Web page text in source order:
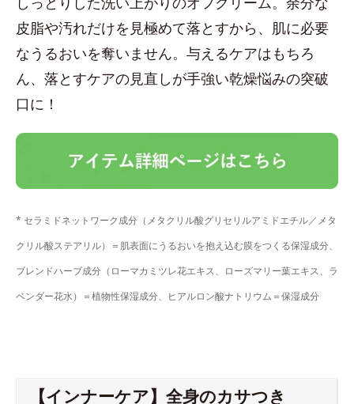
皮脂や汚れだけを見極めて落とすから、肌に必要
なうるおいを奪いません。与えるケアはもちろ
ん、落とすケアの見直しが手強い乾燥悩みの突破
口に！
* セラミドネットワーク成分（メタクリル酸グリセリルアミドエチル／メタ
クリル酸ステアリル）＝肌表面にうるおいを抱え込む膜をつくる保湿成分、
ブレンドハーブ成分（ローマカミツレ花エキス、ローズマリー葉エキス、ラ
ベンダー花水）＝植物性保湿成分、ヒアルロン酸ナトリウム＝保湿成分
【インナーケア】全身のカサつき